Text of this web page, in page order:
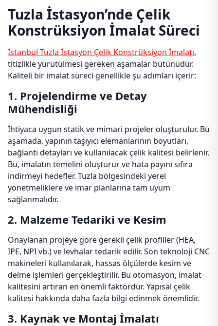
Tuzla İstasyon’nde Çelik
Konstrüksiyon İmalat Süreci
İstanbul Tuzla İstasyon Çelik Konstrüksiyon İmalatı,
titizlikle yürütülmesi gereken aşamalar bütünüdür.
Kaliteli bir imalat süreci genellikle şu adımları içerir:
1. Projelendirme ve Detay
Mühendisliği
İhtiyaca uygun statik ve mimari projeler oluşturulur. Bu
aşamada, yapının taşıyıcı elemanlarının boyutları,
bağlantı detayları ve kullanılacak çelik kalitesi belirlenir.
Bu, imalatın temelini oluşturur ve hata payını sıfıra
indirmeyi hedefler. Tuzla bölgesindeki yerel
yönetmeliklere ve imar planlarına tam uyum
sağlanmalıdır.
2. Malzeme Tedariki ve Kesim
Onaylanan projeye göre gerekli çelik profiller (HEA,
IPE, NPI vb.) ve levhalar tedarik edilir. Son teknoloji CNC
makineleri kullanılarak, hassas ölçülerde kesim ve
delme işlemleri gerçekleştirilir. Bu otomasyon, imalat
kalitesini artıran en önemli faktördür. Yapısal çelik
kalitesi hakkında daha fazla bilgi edinmek önemlidir.
3. Kaynak ve Montaj İmalatı